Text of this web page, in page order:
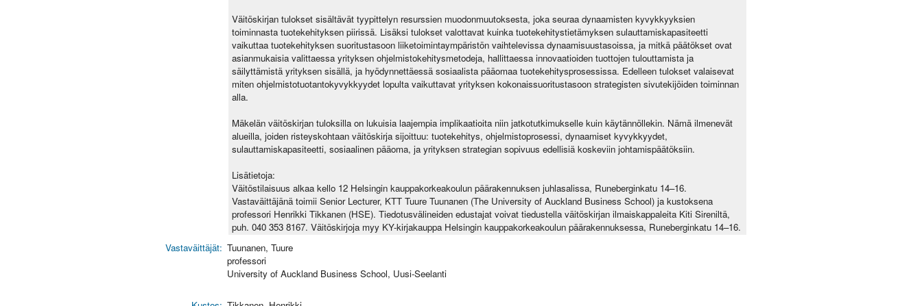
Väitöskirjan tulokset sisältävät tyypittelyn resurssien muodonmuutoksesta, joka seuraa dynaamisten kyvykkyyksien
toiminnasta tuotekehityksen piirissä. Lisäksi tulokset valottavat kuinka tuotekehitystietämyksen sulauttamiskapasiteetti
vaikuttaa tuotekehityksen suoritustasoon liiketoimintaympäristön vaihtelevissa dynaamisuustasoissa, ja mitkä päätökset ovat
asianmukaisia valittaessa yrityksen ohjelmistokehitysmetodeja, hallittaessa innovaatioiden tuottojen tulouttamista ja
säilyttämistä yrityksen sisällä, ja hyödynnettäessä sosiaalista pääomaa tuotekehitysprosessissa. Edelleen tulokset valaisevat
miten ohjelmistotuotantokyvykkyydet lopulta vaikuttavat yrityksen kokonaissuoritustasoon strategisten sivutekijöiden toiminnan
alla.
Mäkelän väitöskirjan tuloksilla on lukuisia laajempia implikaatioita niin jatkotutkimukselle kuin käytännöllekin. Nämä ilmenevät
alueilla, joiden risteyskohtaan väitöskirja sijoittuu: tuotekehitys, ohjelmistoprosessi, dynaamiset kyvykkyydet,
sulauttamiskapasiteetti, sosiaalinen pääoma, ja yrityksen strategian sopivuus edellisiä koskeviin johtamispäätöksiin.
Lisätietoja:
Väitöstilaisuus alkaa kello 12 Helsingin kauppakorkeakoulun päärakennuksen juhlasalissa, Runeberginkatu 14–16.
Vastaväittäjänä toimii Senior Lecturer, KTT Tuure Tuunanen (The University of Auckland Business School) ja kustoksena
professori Henrikki Tikkanen (HSE). Tiedotusvälineiden edustajat voivat tiedustella väitöskirjan ilmaiskappaleita Kiti Sireniltä,
puh. 040 353 8167. Väitöskirjoja myy KY-kirjakauppa Helsingin kauppakorkeakoulun päärakennuksessa, Runeberginkatu 14–16.
Vastaväittäjät: Tuunanen, Tuure
professori
University of Auckland Business School, Uusi-Seelanti